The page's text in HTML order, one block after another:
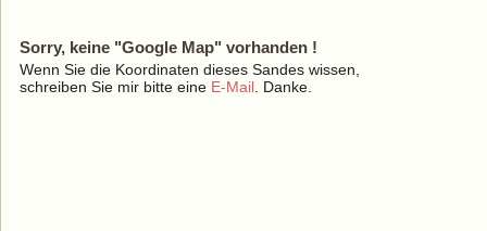
Sorry, keine "Google Map" vorhanden !
Wenn Sie die Koordinaten dieses Sandes wissen,
schreiben Sie mir bitte eine E-Mail . Danke.